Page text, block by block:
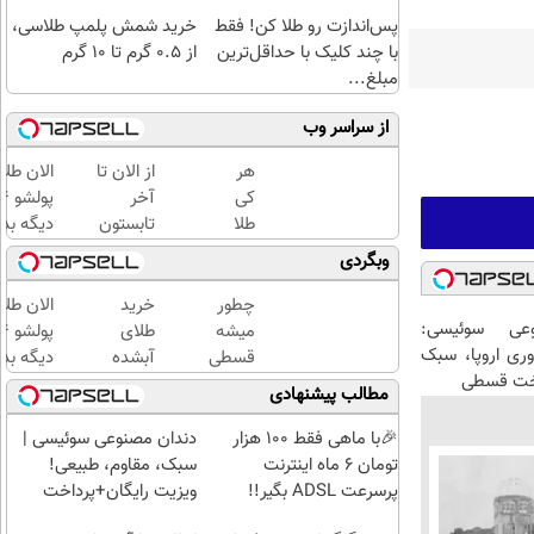
سوئیسی:
اروپا، سبک
قسطی
پس‌اندازت رو طلا کن! فقط
با چند کلیک با حداقل‌ترین
مبلغ...
خرید شمش پلمپ طلاسی،
از ۰.۵ گرم تا ۱۰ گرم
از سراسر وب
هر
کی
طلا
داره،
غم
نداره!
😊💎
(خرید
طلا با
چند
کلیک)
از الان تا
آخر
تابستون
حداقل
12کیلو
چربی
میسوزونی
🧨
الان
دیگه
طلا با
بی‌بهره
وبگردی
چطور
میشه
قسطی
طلا
خرید |
با
پس
خرید
طلای
آبشده
حتی با
۱۰۰هزارتومان
الان
دیگه
طلا با
بی‌بهره
مطالب پیشنهادی
🎉با ماهی فقط 100 هزار
تومان 6 ماه اینترنت
پرسرعت ADSL بگیر!!
دندان مصنوعی سوئیسی |
سبک، مقاوم، طبیعی!
ویزیت رایگان+پرداخت